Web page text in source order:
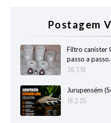
Postagem
Filtro canister
passo a passo.
26.7.18
Jurupensém
18.2.25